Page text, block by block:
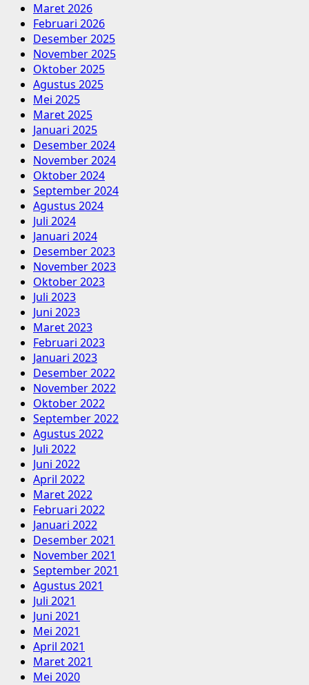
Maret 2026
Februari 2026
Desember 2025
November 2025
Oktober 2025
Agustus 2025
Mei 2025
Maret 2025
Januari 2025
Desember 2024
November 2024
Oktober 2024
September 2024
Agustus 2024
Juli 2024
Januari 2024
Desember 2023
November 2023
Oktober 2023
Juli 2023
Juni 2023
Maret 2023
Februari 2023
Januari 2023
Desember 2022
November 2022
Oktober 2022
September 2022
Agustus 2022
Juli 2022
Juni 2022
April 2022
Maret 2022
Februari 2022
Januari 2022
Desember 2021
November 2021
September 2021
Agustus 2021
Juli 2021
Juni 2021
Mei 2021
April 2021
Maret 2021
Mei 2020